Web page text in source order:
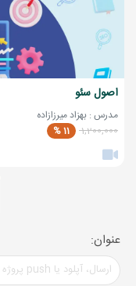
اصول سئو
مدرس : بهزاد میرزازاده
1,200,000
11 %
عنوان: